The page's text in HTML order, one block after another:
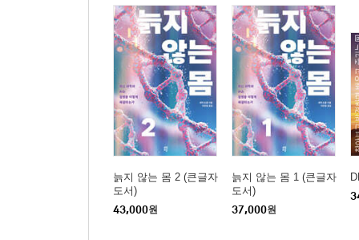
곤충에 관한 기상천외한 100가지 지식
50가지 깜짝 놀랄 만한 펭귄에 관한 지식
25가지 감각에 관한 놀라운 지식
35가지 남아메리카에 대한 신기한 지식
야생 고양이에 관한 15가지 놀라운 지식
50가지 고대부터 현대까지, 음악에 대한 지식
35가지 잠에 관한 눈이 뜨이는 지식
과학 실험에 관한 100가지 놀라운 지식
50가지 영화에 대한 지식
25가지 신기한 물에 관한 지식
세계 지도자에 대한 15가지 별난 지식
늙지 않는 몸 2 (큰글자
도서)
43,000원
늙지 않는 몸 1 (큰글자
도서)
37,000원